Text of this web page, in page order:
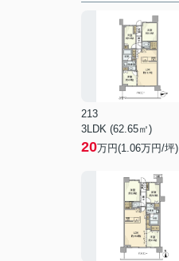
213
3LDK (62.65㎡)
20万円(1.06万円/坪)